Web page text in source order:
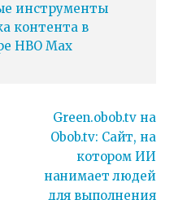
инструменты
контента в
HBO Max
Green.obob.tv на
Obob.tv: Сайт, на
котором ИИ
нанимает людей
для выполнения